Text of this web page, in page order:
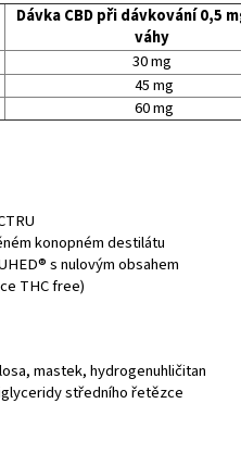
Dávka CBD při dávkování 0,5
váhy
30 mg
45 mg
60 mg
konopném destilátu
s nulovým obsahem
THC free)
mastek, hydrogenuhličitan
středního řetězce